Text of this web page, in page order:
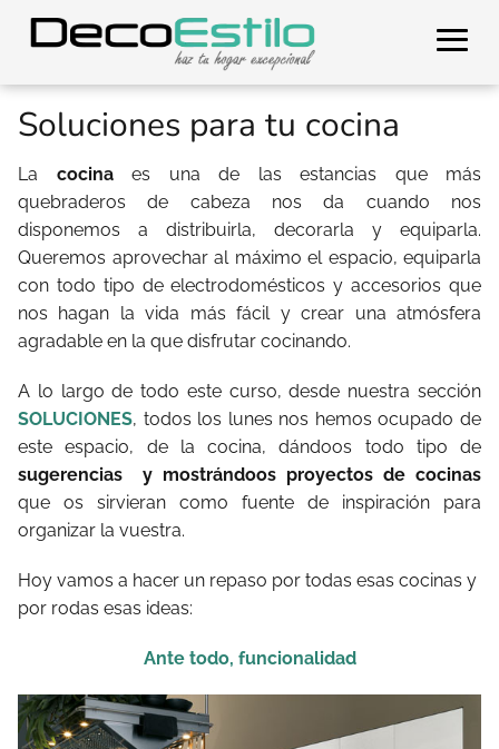
Soluciones para tu cocina
La cocina es una de las estancias que más
quebraderos de cabeza nos da cuando nos
disponemos a distribuirla, decorarla y equiparla.
Queremos aprovechar al máximo el espacio, equiparla
con todo tipo de electrodomésticos y accesorios que
nos hagan la vida más fácil y crear una atmósfera
agradable en la que disfrutar cocinando.
A lo largo de todo este curso, desde nuestra sección
SOLUCIONES, todos los lunes nos hemos ocupado de
este espacio, de la cocina, dándoos todo tipo de
sugerencias y mostrándoos proyectos de cocinas
que os sirvieran como fuente de inspiración para
organizar la vuestra.
Hoy vamos a hacer un repaso por todas esas cocinas y
por rodas esas ideas:
Ante todo, funcionalidad